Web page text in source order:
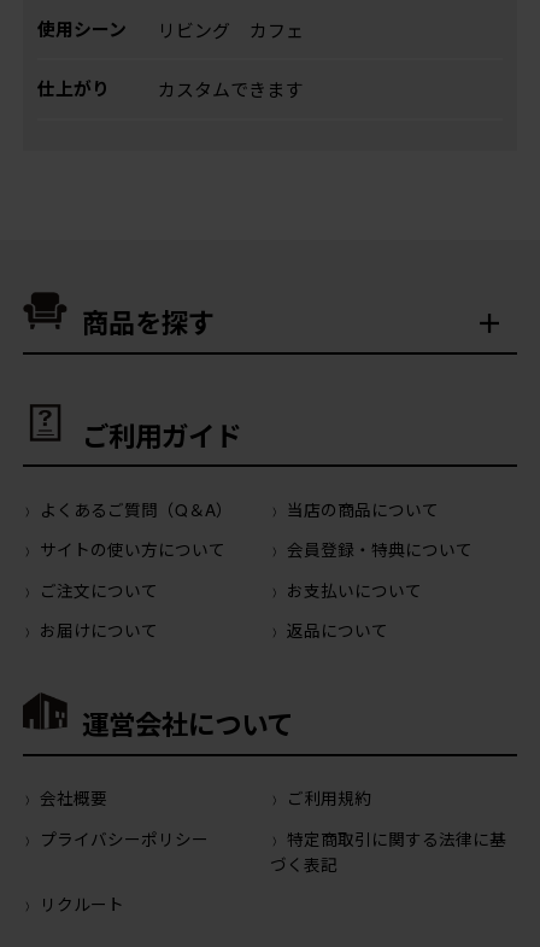
使用シーン リビング カフェ
仕上がり カスタムできます
商品を探す
ご利用ガイド
よくあるご質問（Q＆A）
当店の商品について
サイトの使い方について
会員登録・特典について
ご注文について
お支払いについて
お届けについて
返品について
運営会社について
会社概要
ご利用規約
プライバシーポリシー
特定商取引に関する法律に基
づく表記
リクルート